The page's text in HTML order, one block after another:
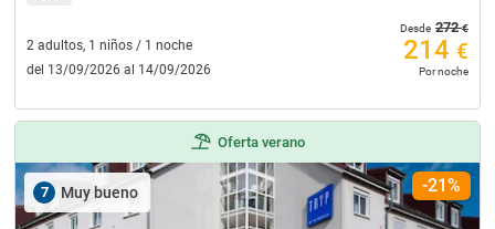
2 adultos, 1 niños / 1 noche
del 13/09/2026 al 14/09/2026
Desde 272€
214 €
Por noche
Oferta verano
7 Muy bueno -21%